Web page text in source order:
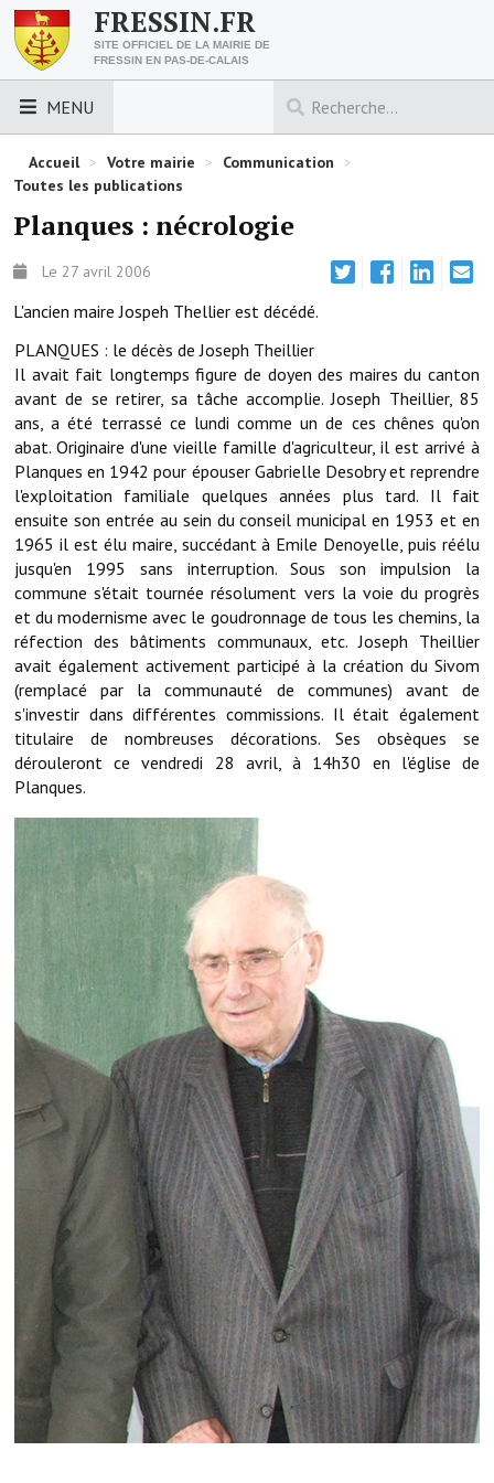
FRESSIN.FR
SITE OFFICIEL DE LA MAIRIE DE
FRESSIN EN PAS-DE-CALAIS
MENU
LES ESSENTIELS
Découvrez Fressin
Urbanisme
Nous contacter
Horaires de la mairie
Les foulées fressinoises
ACCÈS RAPIDE
Démarches administratives
Projets et travaux en cours
Fêtes et manifestations
Numéros d'urgence
Terrains et maisons à vendre
VOTRE MAIRIE
Elus et agents
L'équipe municipale
Le personnel municipal
Les moyens financiers
Note de synthèse financière
Rapport d'orientation budgétaire
Actions et projets
Projets et travaux en cours
Procès verbaux des conseils municipaux
Communication
Le bulletin municipal : Fressinfo & Le Fressinois
Toutes les publications
Le village dans l'intercommunalité
Communauté de communes
Autres groupements
Accueil > Votre mairie > Communication >
Toutes les publications
Planques : nécrologie
Le 27 avril 2006
L'ancien maire Jospeh Thellier est décédé.
PLANQUES : le décès de Joseph Theillier
Il avait fait longtemps figure de doyen des maires du canton
avant de se retirer, sa tâche accomplie. Joseph Theillier, 85
ans, a été terrassé ce lundi comme un de ces chênes qu'on
abat. Originaire d'une vieille famille d'agriculteur, il est arrivé à
Planques en 1942 pour épouser Gabrielle Desobry et reprendre
l'exploitation familiale quelques années plus tard. Il fait
ensuite son entrée au sein du conseil municipal en 1953 et en
1965 il est élu maire, succédant à Emile Denoyelle, puis réélu
jusqu'en 1995 sans interruption. Sous son impulsion la
commune s'était tournée résolument vers la voie du progrès
et du modernisme avec le goudronnage de tous les chemins, la
réfection des bâtiments communaux, etc. Joseph Theillier
avait également activement participé à la création du Sivom
(remplacé par la communauté de communes) avant de
s'investir dans différentes commissions. Il était également
titulaire de nombreuses décorations. Ses obsèques se
dérouleront ce vendredi 28 avril, à 14h30 en l'église de
Planques.